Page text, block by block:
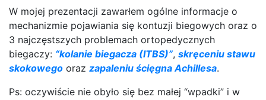
W mojej prezentacji zawarłem ogólne informacje o
mechanizmie pojawiania się kontuzji biegowych oraz o
3 najczęstszych problemach ortopedycznych
biegaczy: “kolanie biegacza (ITBS)”, skręceniu stawu
skokowego oraz zapaleniu ścięgna Achillesa.
Ps: oczywiście nie obyło się bez małej “wpadki” i w